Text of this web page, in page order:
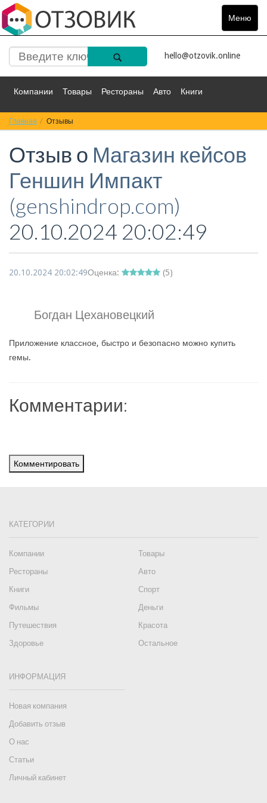
Меню
Toggle
hello@otzovik.online
Компании Товары Рестораны Авто Книги
Спорт Фильмы
Красота Здоровье Остальное
Главная Отзывы
Отзыв о Магазин кейсов
Геншин Импакт
(genshindrop.com)
20.10.2024 20:02:49
20.10.2024 20:02:49Оценка: (5)
Богдан Цехановецкий
Приложение классное, быстро и безопасно можно купить
гемы.
Комментарии:
Комментировать
КАТЕГОРИИ
Компании
Товары
Рестораны
Авто
Книги
Спорт
Фильмы
Деньги
Путешествия
Красота
Здоровье
Остальное
ИНФОРМАЦИЯ
Новая компания
Добавить отзыв
О нас
Статьи
Личный кабинет